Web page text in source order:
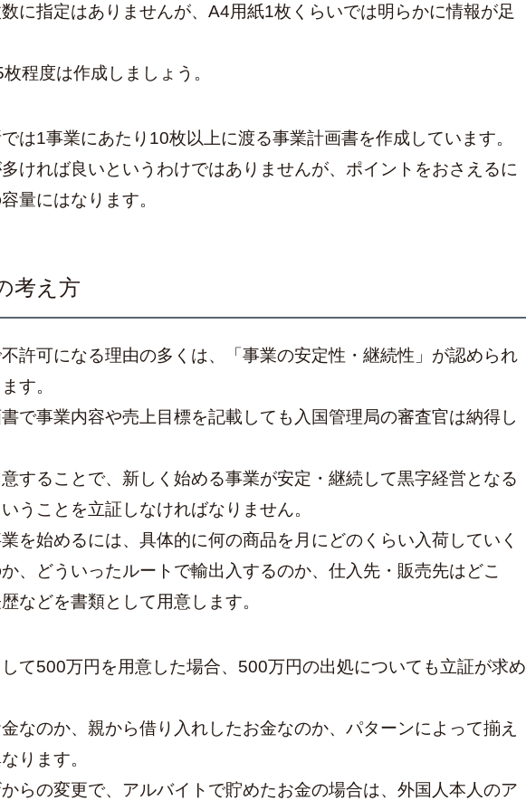
に指定はありませんが、A4用紙1枚くらいでは明らかに情報が足
程度は作成しましょう。
は1事業にあたり10枚以上に渡る事業計画書を作成しています。
ければ良いというわけではありませんが、ポイントをおさえるに
量にはなります。
考え方
許可になる理由の多くは、「事業の安定性・継続性」が認められ
す。
で事業内容や売上目標を記載しても入国管理局の審査官は納得し
することで、新しく始める事業が安定・継続して黒字経営となる
うことを立証しなければなりません。
を始めるには、具体的に何の商品を月にどのくらい入荷していく
、どういったルートで輸出入するのか、仕入先・販売先はどこ
などを書類として用意します。
て500万円を用意した場合、500万円の出処についても立証が求め
なのか、親から借り入れしたお金なのか、パターンによって揃え
ります。
らの変更で、アルバイトで貯めたお金の場合は、外国人本人のア